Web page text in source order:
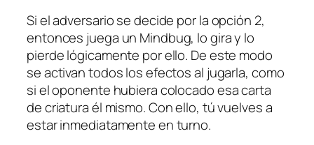
Si el adversario se decide por la opción 2,
entonces juega un Mindbug, lo gira y lo
pierde lógicamente por ello. De este modo
se activan todos los efectos al jugarla, como
si el oponente hubiera colocado esa carta
de criatura él mismo. Con ello, tú vuelves a
estar inmediatamente en turno.